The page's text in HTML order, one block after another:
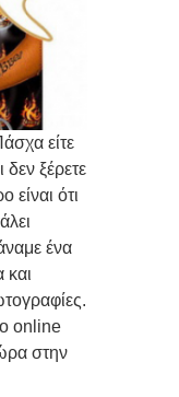
είτε
ξέρετε
είναι ότι
ένα
και
online
στην